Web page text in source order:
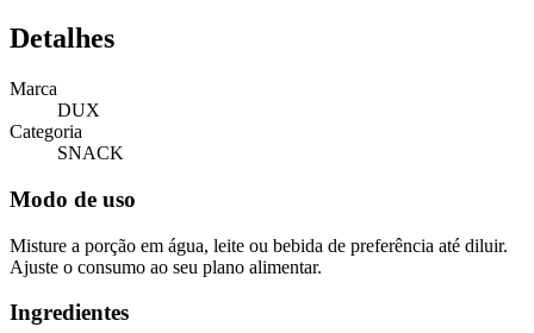
Detalhes
Marca
DUX
Categoria
SNACK
Modo de uso
Misture a porção em água, leite ou bebida de preferência até diluir.
Ajuste o consumo ao seu plano alimentar.
Ingredientes